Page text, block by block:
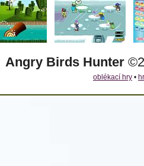
Angry Birds Hunter
oblékací hry •